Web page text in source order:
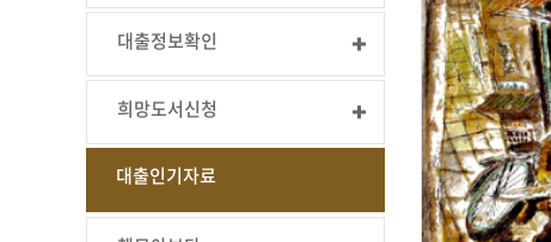
대출정보확인
희망도서신청
대출인기자료